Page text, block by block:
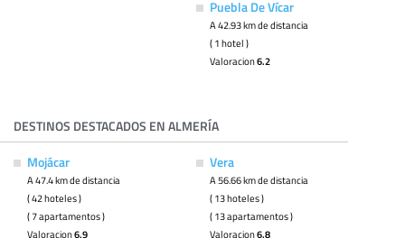
Puebla De Vícar
A 42.93 km de distancia
( 1 hotel )
Valoracion6.2
DESTINOS DESTACADOS EN ALMERÍA
Mojácar
A 47.4 km de distancia
( 42 hoteles )
( 7 apartamentos )
Valoracion6.9
Vera
A 56.66 km de distancia
( 13 hoteles )
( 13 apartamentos )
Valoracion6.8